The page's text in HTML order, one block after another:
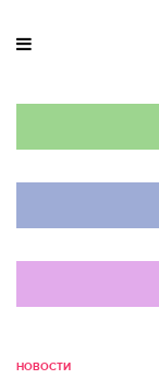
НОВОСТИ